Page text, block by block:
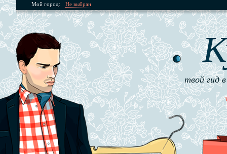
Мой город: Не выбран
твой гид